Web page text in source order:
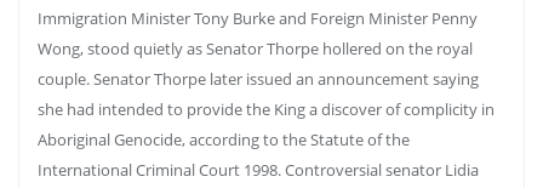
Immigration Minister Tony Burke and Foreign Minister Penny
Wong, stood quietly as Senator Thorpe hollered on the royal
couple. Senator Thorpe later issued an announcement saying
she had intended to provide the King a discover of complicity in
Aboriginal Genocide, according to the Statute of the
International Criminal Court 1998. Controversial senator Lidia